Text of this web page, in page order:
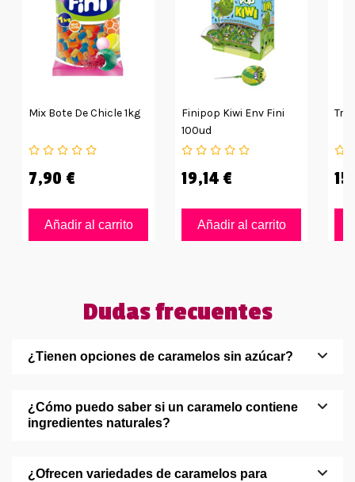
Mix Bote De Chicle 1kg
7,90 €
Añadir al carrito
Finipop Kiwi Env Fini
100ud
19,14 €
Añadir al carrito
Dudas frecuentes
¿Tienen opciones de caramelos sin azúcar?
¿Cómo puedo saber si un caramelo contiene
ingredientes naturales?
¿Ofrecen variedades de caramelos para